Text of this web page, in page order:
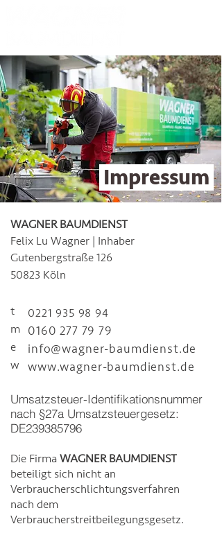
Impressum
WAGNER BAUMDIENST
Felix Lu Wagner | Inhaber
Gutenbergstraße 126
50823 Köln
t
m
e
w
Umsatzsteuer-Identifikationsnummer
nach §27a Umsatzsteuergesetz:
DE239385796
Die FirmaWAGNER BAUMDIENST
beteiligt sich nicht an
Verbraucherschlichtungsverfahren
nach dem
Verbraucherstreitbeilegungsgesetz.
0221 935 98 94
0160 277 79 79
info@wagner-baumdienst.de
www.wagner-baumdienst.de